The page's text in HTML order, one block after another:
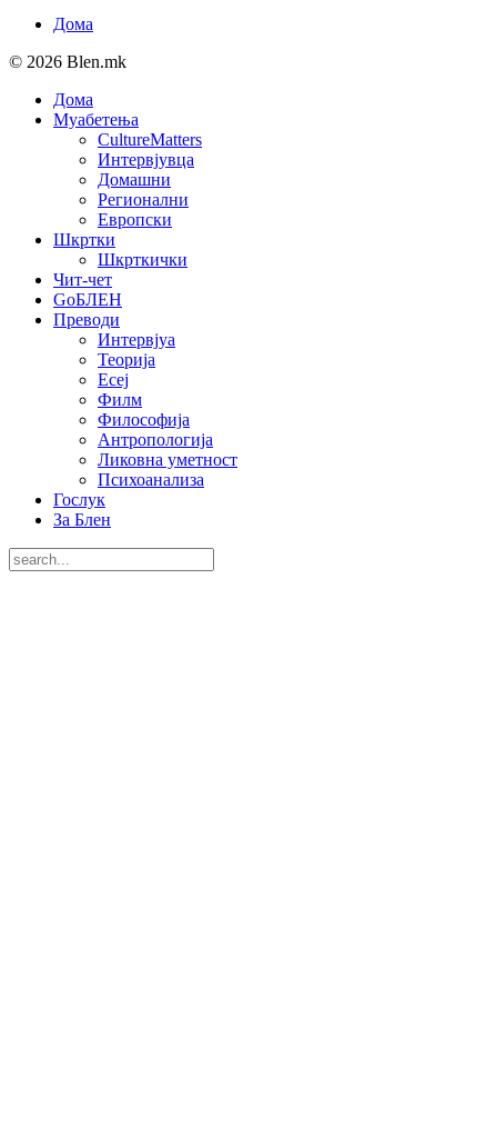
Дома
© 2026 Blen.mk
Дома
Муабетења
CultureMatters
Интервјувца
Домашни
Регионални
Европски
Шкртки
Шкрткички
Чит-чет
GoБЛЕН
Преводи
Интервјуа
Теорија
Есеј
Филм
Философија
Антропологија
Ликовна уметност
Психоанализа
Гослук
За Блен